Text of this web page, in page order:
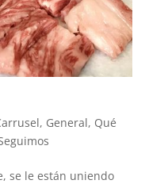
, General, Qué
se le están uniendo